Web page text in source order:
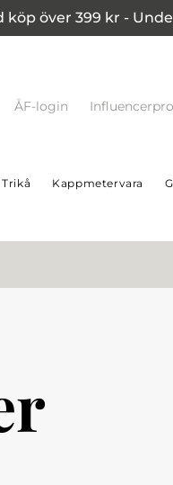
köp över 399 kr -
ÅF-login
Trikå Kappmetervara